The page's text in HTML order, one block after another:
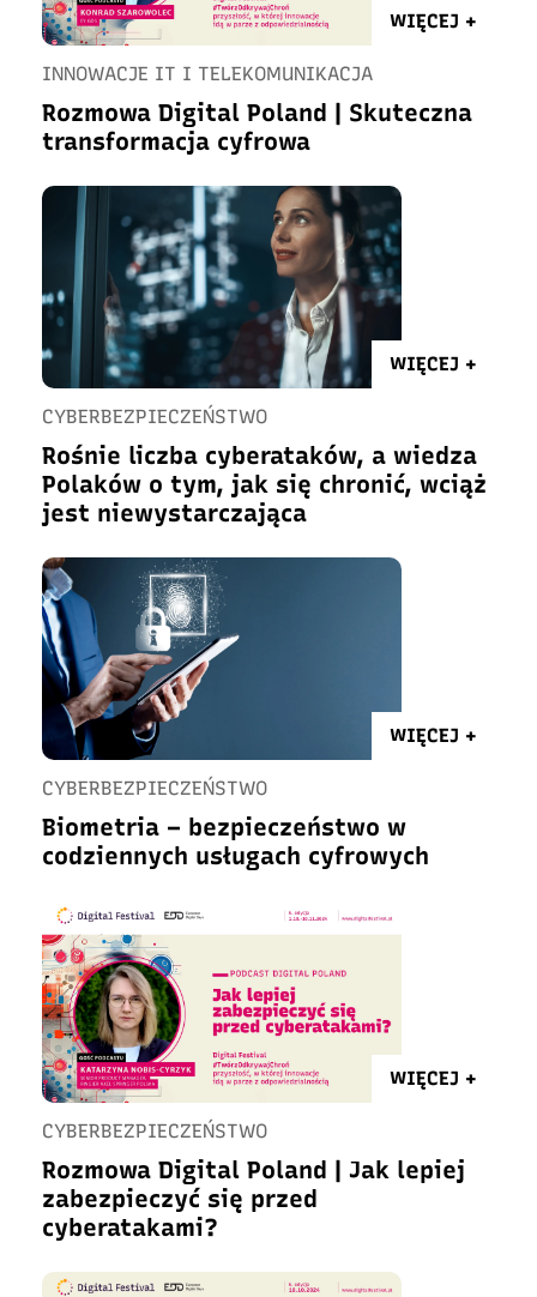
WIĘCEJ +
INNOWACJE IT I TELEKOMUNIKACJA
Rozmowa Digital Poland | Skuteczna
transformacja cyfrowa
WIĘCEJ +
CYBERBEZPIECZEŃSTWO
Rośnie liczba cyberataków, a wiedza
Polaków o tym, jak się chronić, wciąż
jest niewystarczająca
WIĘCEJ +
CYBERBEZPIECZEŃSTWO
Biometria – bezpieczeństwo w
codziennych usługach cyfrowych
WIĘCEJ +
CYBERBEZPIECZEŃSTWO
Rozmowa Digital Poland | Jak lepiej
zabezpieczyć się przed
cyberatakami?